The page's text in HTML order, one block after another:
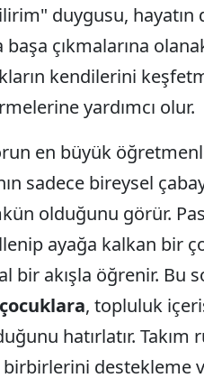
duygusu, hayatın
başa çıkmalarına
kendilerini
yardımcı olur.
en büyük
sadece bireysel
olduğunu görür. Pas
ayağa kalkan bir
bir akışla öğrenir. Bu
çocuklara, topluluk
hatırlatır. Takım
destekleme